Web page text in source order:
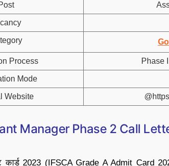
Process Phase
Mode
Website
Manager Phase 2 Call
कार्ड 2023 (IFSCA Grade A Admit Card